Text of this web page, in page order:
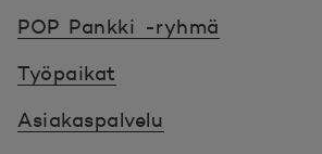
POP Pankki -ryhmä
Työpaikat
Asiakaspalvelu